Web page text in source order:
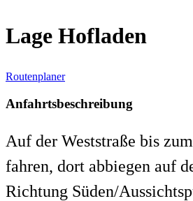
Lage Hofladen
Routenplaner
Anfahrtsbeschreibung
Auf der Weststraße bis
fahren, dort abbiegen auf
Richtung Süden/